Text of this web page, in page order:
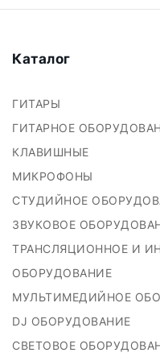
Каталог
ГИТАРЫ
ГИТАРНОЕ
КЛАВИШНЫЕ
МИКРОФОНЫ
СТУДИЙНОЕ
ЗВУКОВОЕ
ТРАНСЛЯЦИОННОЕ И
ОБОРУДОВАНИЕ
МУЛЬТИМЕДИЙНОЕ
DJ ОБОРУДОВАНИЕ
СВЕТОВОЕ